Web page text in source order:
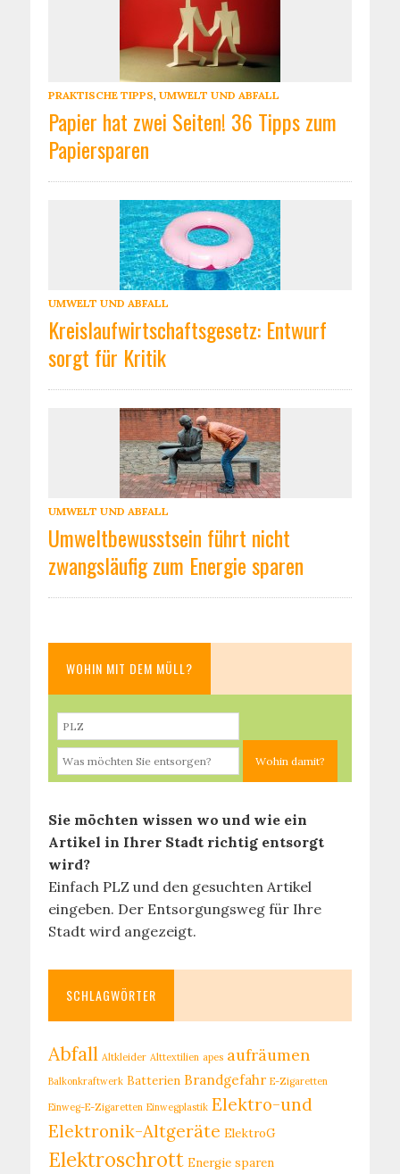
PRAKTISCHE TIPPS, UMWELT UND ABFALL
Papier hat zwei Seiten! 36 Tipps zum
Papiersparen
UMWELT UND ABFALL
Kreislaufwirtschaftsgesetz: Entwurf
sorgt für Kritik
UMWELT UND ABFALL
Umweltbewusstsein führt nicht
zwangsläufig zum Energie sparen
WOHIN MIT DEM MÜLL?
Sie möchten wissen wo und wie ein
Artikel in Ihrer Stadt richtig entsorgt
wird?
Einfach PLZ und den gesuchten Artikel
eingeben. Der Entsorgungsweg für Ihre
Stadt wird angezeigt.
SCHLAGWÖRTER
Abfall Altkleider Alttextilien apes aufräumen
Balkonkraftwerk Batterien Brandgefahr E-Zigaretten
Einweg-E-Zigaretten Einwegplastik Elektro-und
Elektronik-Altgeräte ElektroG
Elektroschrott Energie sparen